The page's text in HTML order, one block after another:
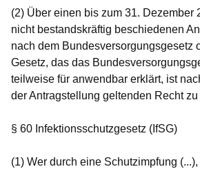
(2) Über einen bis zum 31. Dezember
nicht bestandskräftig beschiedenen
nach dem Bundesversorgungsgesetz
Gesetz, das das
teilweise für anwendbar erklärt, ist
der Antragstellung geltenden Recht
§ 60 Infektionsschutzgesetz (IfSG)
(1) Wer durch eine Schutzimpfung